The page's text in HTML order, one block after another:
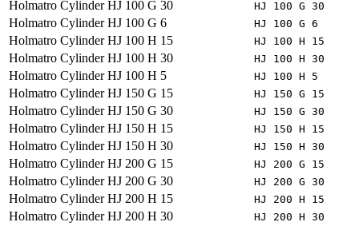
Holmatro Cylinder HJ 100 G 30 HJ 100 G 30
Holmatro Cylinder HJ 100 G 6 HJ 100 G 6
Holmatro Cylinder HJ 100 H 15 HJ 100 H 15
Holmatro Cylinder HJ 100 H 30 HJ 100 H 30
Holmatro Cylinder HJ 100 H 5 HJ 100 H 5
Holmatro Cylinder HJ 150 G 15 HJ 150 G 15
Holmatro Cylinder HJ 150 G 30 HJ 150 G 30
Holmatro Cylinder HJ 150 H 15 HJ 150 H 15
Holmatro Cylinder HJ 150 H 30 HJ 150 H 30
Holmatro Cylinder HJ 200 G 15 HJ 200 G 15
Holmatro Cylinder HJ 200 G 30 HJ 200 G 30
Holmatro Cylinder HJ 200 H 15 HJ 200 H 15
Holmatro Cylinder HJ 200 H 30 HJ 200 H 30